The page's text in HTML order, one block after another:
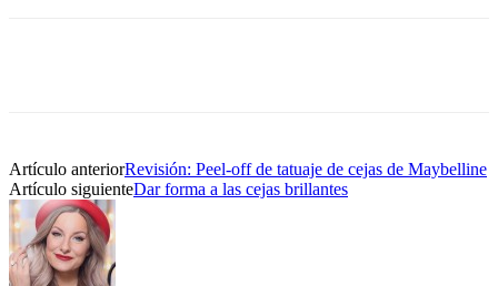
Artículo anteriorRevisión: Peel-off de tatuaje de cejas de Maybelline
Artículo siguienteDar forma a las cejas brillantes